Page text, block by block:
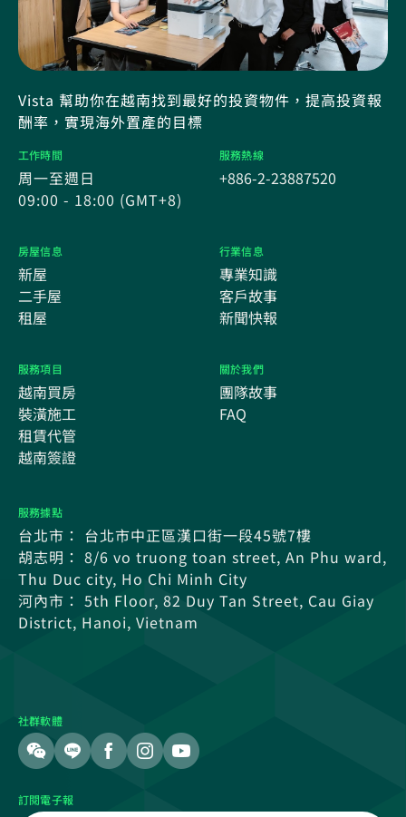
Vista 幫助你在越南找到最好的投資物件，提高投資報
酬率，實現海外置產的目標
工作時間
周一至週日
09:00 - 18:00 (GMT+8)
服務熱線
+886-2-23887520
房屋信息
新屋
二手屋
租屋
行業信息
專業知識
客戶故事
新聞快報
服務項目
越南買房
裝潢施工
租賃代管
越南簽證
關於我們
團隊故事
FAQ
服務據點
台北市： 台北市中正區漢口街一段45號7樓
胡志明： 8/6 vo truong toan street, An Phu ward,
Thu Duc city, Ho Chi Minh City
河內市： 5th Floor, 82 Duy Tan Street, Cau Giay
District, Hanoi, Vietnam
社群軟體
訂閱電子報